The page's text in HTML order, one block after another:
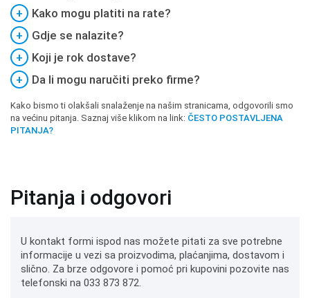
+
Kako mogu platiti na rate?
+
Gdje se nalazite?
+
Koji je rok dostave?
+
Da li mogu naručiti preko firme?
Kako bismo ti olakšali snalaženje na našim stranicama, odgovorili smo
na većinu pitanja. Saznaj više klikom na link: ČESTO POSTAVLJENA
PITANJA?
Pitanja i odgovori
U kontakt formi ispod nas možete pitati za sve potrebne
informacije u vezi sa proizvodima, plaćanjima, dostavom i
slično. Za brze odgovore i pomoć pri kupovini pozovite nas
telefonski na 033 873 872.